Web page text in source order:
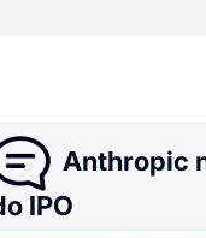
Anthropic
IPO